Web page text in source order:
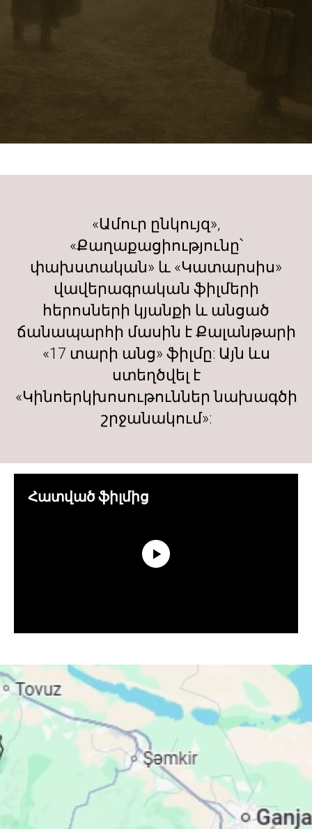
«Ամուր ընկույզ»,
«Քաղաքացիությունը՝
փախստական» և «Կատարսիս»
վավերագրական ֆիլմերի
հերոսների կյանքի և անցած
ճանապարհի մասին է Քալանթարի
«17 տարի անց» ֆիլմը: Այն ևս
ստեղծվել է
«Կինոերկխոսութուններ նախագծի
շրջանակում»:
Հատված ֆիլմից